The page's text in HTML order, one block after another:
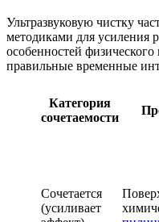
Ультразвуковую чистку
методиками для усиления
особенностей
правильные временные
Категория
сочетаемости
Сочетается
(усиливает